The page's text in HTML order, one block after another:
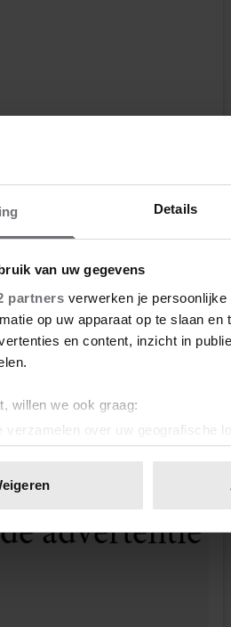
Details
van uw gegevens
partners verwerken je
op uw apparaat op te slaan
en content, inzicht in
willen we ook graag:
verzamelen over uw geografische
identificeren door het actief te
moment wijzigen of intrekken in
om content en advertenties
analyseren. Ook delen we
hebben verzameld op basis van
bekijken